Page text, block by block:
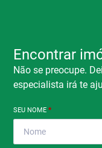
Encontrar
Não se preocupe.
especialista irá te
SEU NOME*